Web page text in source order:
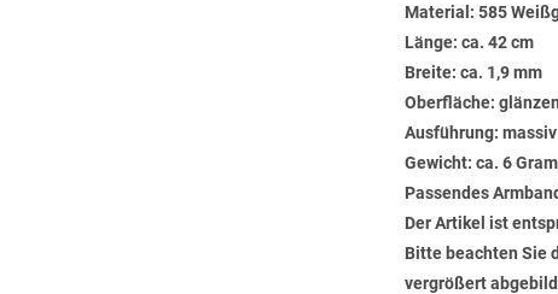
Material: 585
Länge: ca. 42 cm
Breite: ca. 1,9 mm
Oberfläche:
Ausführung: massiv
Gewicht: ca. 6
Passendes
Der Artikel ist
Bitte beachten Sie
vergrößert